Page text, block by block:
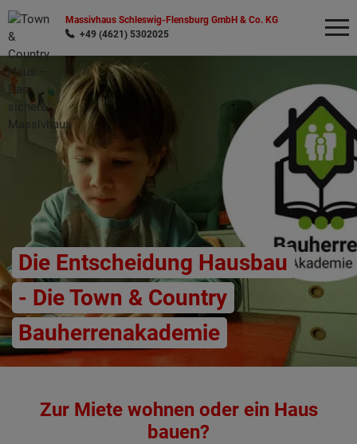
Massivhaus Schleswig-Flensburg GmbH & Co. KG
+49 (4621) 5302025
Die Entscheidung Hausbau
- Die Town & Country
Bauherrenakademie
Zur Miete wohnen oder ein Haus
bauen?
Wonach möchten Sie suchen?